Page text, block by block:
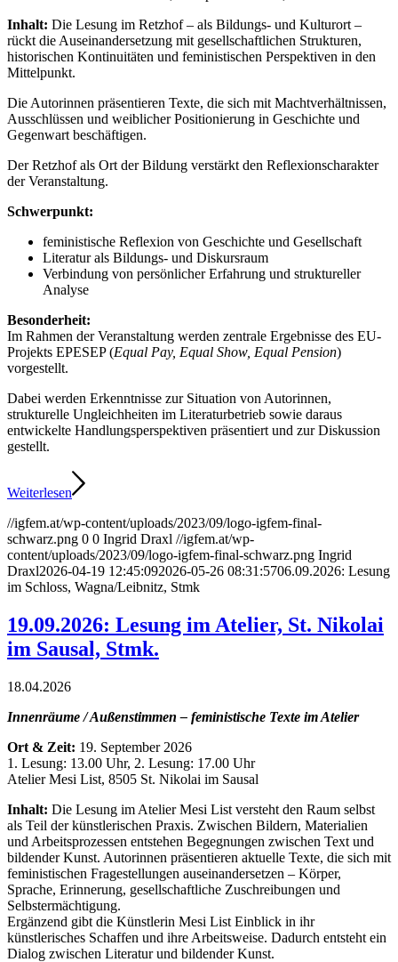
Inhalt: Die Lesung im Retzhof – als Bildungs- und Kulturort –
rückt die Auseinandersetzung mit gesellschaftlichen Strukturen,
historischen Kontinuitäten und feministischen Perspektiven in den
Mittelpunkt.
Die Autorinnen präsentieren Texte, die sich mit Machtverhältnissen,
Ausschlüssen und weiblicher Positionierung in Geschichte und
Gegenwart beschäftigen.
Der Retzhof als Ort der Bildung verstärkt den Reflexionscharakter
der Veranstaltung.
Schwerpunkt:
feministische Reflexion von Geschichte und Gesellschaft
Literatur als Bildungs- und Diskursraum
Verbindung von persönlicher Erfahrung und struktureller
Analyse
Besonderheit:
Im Rahmen der Veranstaltung werden zentrale Ergebnisse des EU-
Projekts EPESEP (Equal Pay, Equal Show, Equal Pension)
vorgestellt.
Dabei werden Erkenntnisse zur Situation von Autorinnen,
strukturelle Ungleichheiten im Literaturbetrieb sowie daraus
entwickelte Handlungsperspektiven präsentiert und zur Diskussion
gestellt.
Weiterlesen
//igfem.at/wp-content/uploads/2023/09/logo-igfem-final-
schwarz.png 0 0 Ingrid Draxl //igfem.at/wp-
content/uploads/2023/09/logo-igfem-final-schwarz.png Ingrid
Draxl2026-04-19 12:45:092026-05-26 08:31:5706.09.2026: Lesung
im Schloss, Wagna/Leibnitz, Stmk
19.09.2026: Lesung im Atelier, St. Nikolai
im Sausal, Stmk.
18.04.2026
Innenräume / Außenstimmen – feministische Texte im Atelier
Ort & Zeit: 19. September 2026
1. Lesung: 13.00 Uhr, 2. Lesung: 17.00 Uhr
Atelier Mesi List, 8505 St. Nikolai im Sausal
Inhalt: Die Lesung im Atelier Mesi List versteht den Raum selbst
als Teil der künstlerischen Praxis. Zwischen Bildern, Materialien
und Arbeitsprozessen entstehen Begegnungen zwischen Text und
bildender Kunst. Autorinnen präsentieren aktuelle Texte, die sich mit
feministischen Fragestellungen auseinandersetzen – Körper,
Sprache, Erinnerung, gesellschaftliche Zuschreibungen und
Selbstermächtigung.
Ergänzend gibt die Künstlerin Mesi List Einblick in ihr
künstlerisches Schaffen und ihre Arbeitsweise. Dadurch entsteht ein
Dialog zwischen Literatur und bildender Kunst.